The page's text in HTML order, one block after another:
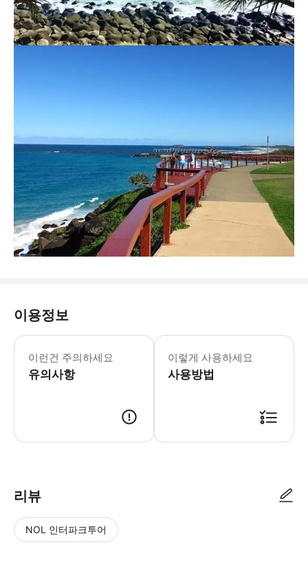
이용정보
이런건 주의하세요
유의사항
이렇게 사용하세요
사용방법
리뷰
NOL 인터파크투어